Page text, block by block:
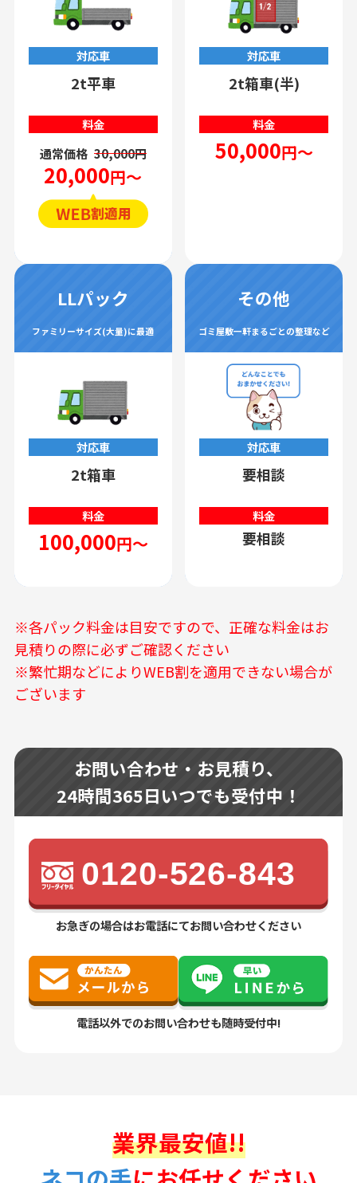
対応車
2t平車
料金
通常価格 30,000円
20,000円～
対応車
2t箱車(半)
料金
50,000円～
LLパック
ファミリーサイズ(大量)に最適
対応車
2t箱車
料金
100,000円～
その他
ゴミ屋敷一軒まるごとの整理など
対応車
要相談
料金
要相談
※各パック料金は目安ですので、正確な料金はお
見積りの際に必ずご確認ください
※繁忙期などによりWEB割を適用できない場合が
ございます
お問い合わせ・お見積り、
24時間365日いつでも受付中！
0120-526-843
お急ぎの場合はお電話にてお問い合わせください
電話以外でのお問い合わせも随時受付中!
業界最安値!!